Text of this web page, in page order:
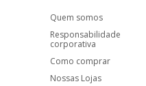
Quem somos
Responsabilidade
corporativa
Como comprar
Nossas Lojas